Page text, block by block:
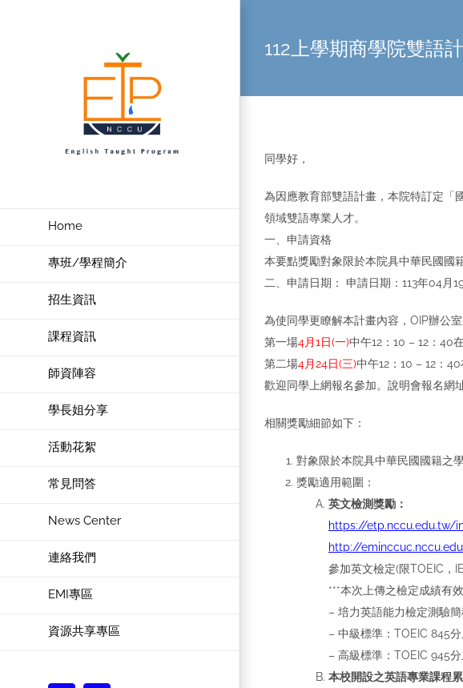
Home
專班/學程簡介
招生資訊
課程資訊
師資陣容
學長姐分享
活動花絮
常見問答
News Center
連絡我們
EMI專區
資源共享專區
112上學期商學院雙語
同學好，
為因應教育部雙語計畫，本院特訂定
領域雙語專業人才。
一、申請資格
本要點獎勵對象限於本院具中華民國國
二、申請日期： 申請日期：113年04月
為使同學更瞭解本計畫內容，OIP辦公
第一場4月1日(一)中午12：10 – 12：40
第二場4月24日(三)中午12：10 – 12：40
歡迎同學上網報名參加。說明會報名網
相關獎勵細節如下：
對象限於本院具中華民國國籍之
獎勵適用範圍：
英文檢測獎勵：
https://etp.nccu.edu.tw/
http://
參加英文檢定(限TOEIC，
***本次上傳之檢定成績有
– 培力英語能力檢定測驗
– 中級標準：TOEIC 845
– 高級標準：TOEIC 945
本校開設之英語專業課程